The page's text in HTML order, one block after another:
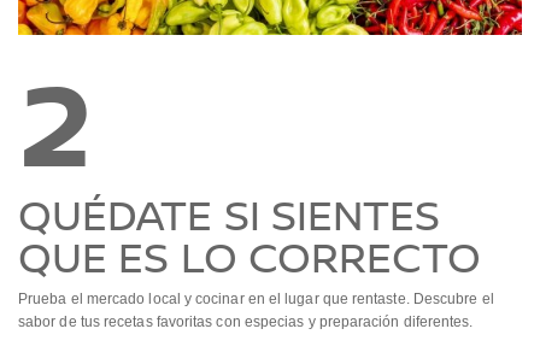
2
QUÉDATE SI SIENTES
QUE ES LO CORRECTO
Prueba el mercado local y cocinar en el lugar que rentaste. Descubre el
sabor de tus recetas favoritas con especias y preparación diferentes.